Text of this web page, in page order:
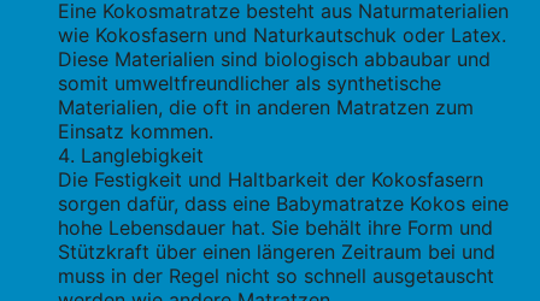
Eine Kokosmatratze besteht aus Naturmaterialien
wie Kokosfasern und Naturkautschuk oder Latex.
Diese Materialien sind biologisch abbaubar und
somit umweltfreundlicher als synthetische
Materialien, die oft in anderen Matratzen zum
Einsatz kommen.
Langlebigkeit
Die Festigkeit und Haltbarkeit der Kokosfasern
sorgen dafür, dass eine Babymatratze Kokos eine
hohe Lebensdauer hat. Sie behält ihre Form und
Stützkraft über einen längeren Zeitraum bei und
muss in der Regel nicht so schnell ausgetauscht